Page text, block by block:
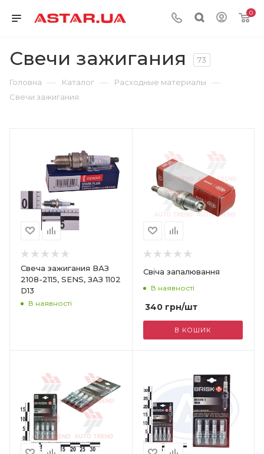
0
Свечи зажигания 73
Головна — Каталог — Расходные материалы —
Свечи зажигания
Свеча зажигания ВАЗ
2108-2115, SENS, ЗАЗ 1102
D13
В наявності
Свіча запалювання
В наявності
340грн/шт
В КОШИК